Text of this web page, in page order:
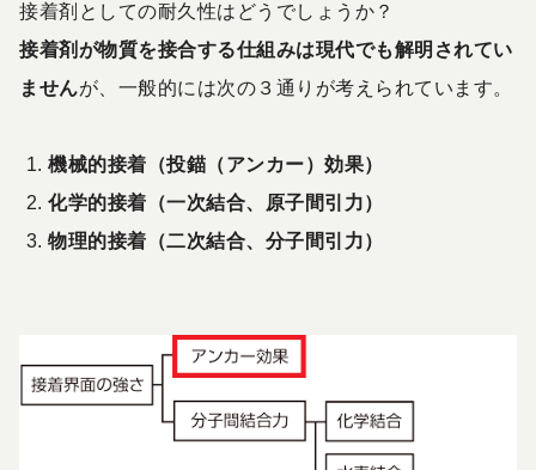
接着剤としての耐久性はどうでしょうか？
接着剤が物質を接合する仕組みは現代でも解明されてい
ませんが、一般的には次の３通りが考えられています。
機械的接着（投錨（アンカー）効果）
化学的接着（一次結合、原子間引力）
物理的接着（二次結合、分子間引力）